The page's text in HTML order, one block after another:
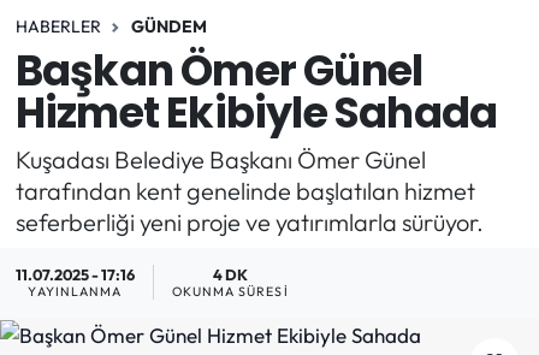
HABERLER GÜNDEM
Başkan Ömer Günel
Hizmet Ekibiyle Sahada
Kuşadası Belediye Başkanı Ömer Günel
tarafından kent genelinde başlatılan hizmet
seferberliği yeni proje ve yatırımlarla sürüyor.
11.07.2025 - 17:16
YAYINLANMA
4 DK
OKUNMA SÜRESI